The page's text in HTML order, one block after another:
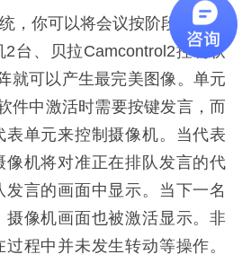
，你可以将会议按阶段设置你
台、贝拉Camcontrol2控制软
就可以产生最完美图像。单元
件中激活时需要按键发言，而
表单元来控制摄像机。当代表
像机将对准正在排队发言的代
言的画面中显示。当下一名
摄像机画面也被激活显示。非
程中并未发生转动等操作。